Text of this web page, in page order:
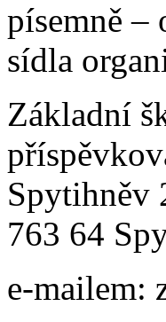
písemně –
sídla
Základní
Spytihněv
763 64
e-mailem: